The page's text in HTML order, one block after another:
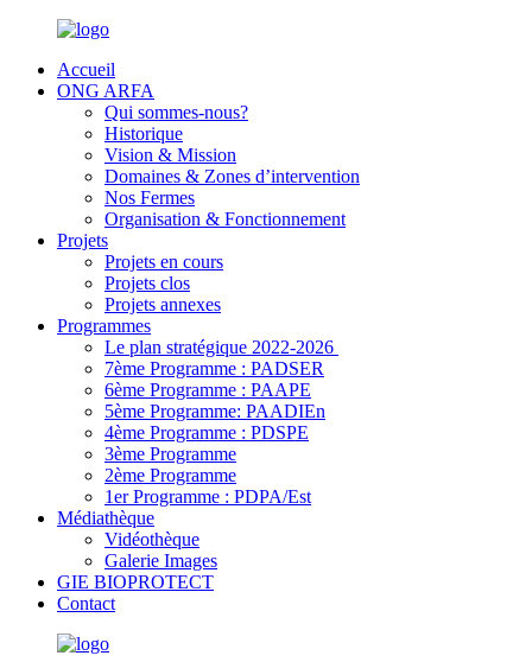
Accueil
ONG ARFA
Qui sommes-nous?
Historique
Vision & Mission
Domaines & Zones d’intervention
Nos Fermes
Organisation & Fonctionnement
Projets
Projets en cours
Projets clos
Projets annexes
Programmes
Le plan stratégique 2022-2026
7ème Programme : PADSER
6ème Programme : PAAPE
5ème Programme: PAADIEn
4ème Programme : PDSPE
3ème Programme
2ème Programme
1er Programme : PDPA/Est
Médiathèque
Vidéothèque
Galerie Images
GIE BIOPROTECT
Contact